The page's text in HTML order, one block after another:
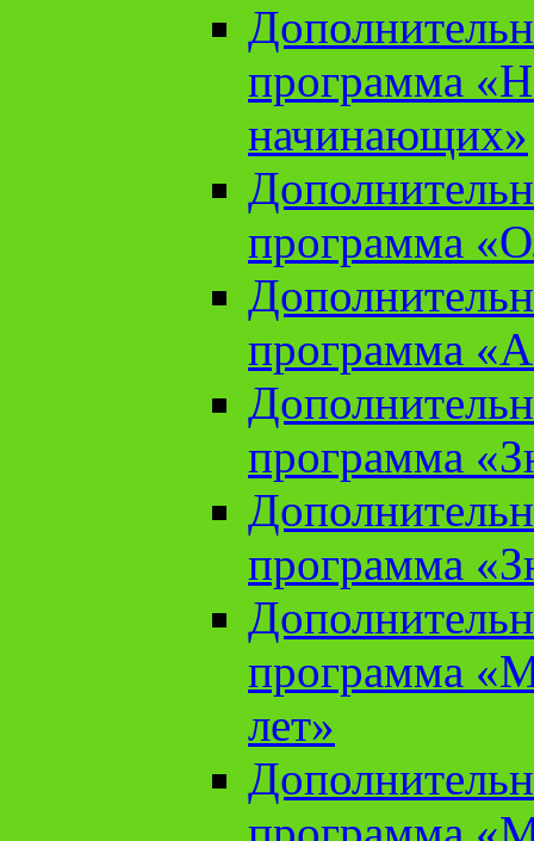
программа
начинающих»
программа
программа
программа
программа
программа
лет»